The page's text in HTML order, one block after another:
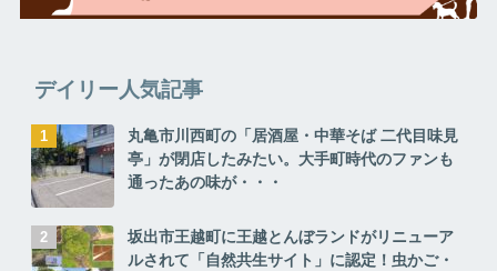
デイリー人気記事
丸亀市川西町の「居酒屋・中華そば 二代目味見
亭」が閉店したみたい。大手町時代のファンも
通ったあの味が・・・
坂出市王越町に王越とんぼランドがリニューア
ルされて「自然共生サイト」に認定！虫かご・